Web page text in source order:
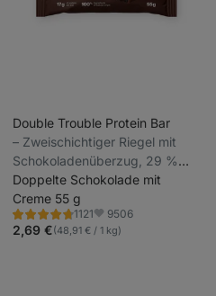
Double Trouble Protein Bar
⁠–⁠ Zweischichtiger Riegel mit
Schokoladenüberzug, 29 %
hochwertiges Eiweiß, ohne
Konservierungsstoffe und
Farbstoffe
Doppelte Schokolade mit
Creme 55 g
1121
Bewertung
4.7/5,
1121
Favoriten
9506
2,69 €(48,91 € / 1 kg)